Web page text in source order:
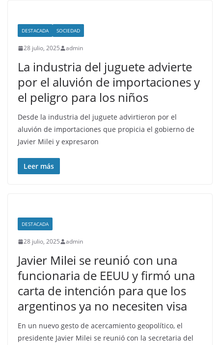
DESTACADA SOCIEDAD
28 julio, 2025 admin
La industria del juguete advierte
por el aluvión de importaciones y
el peligro para los niños
Desde la industria del juguete advirtieron por el
aluvión de importaciones que propicia el gobierno de
Javier Milei y expresaron
Leer más
DESTACADA
28 julio, 2025 admin
Javier Milei se reunió con una
funcionaria de EEUU y firmó una
carta de intención para que los
argentinos ya no necesiten visa
En un nuevo gesto de acercamiento geopolítico, el
presidente Javier Milei se reunió con la secretaria del